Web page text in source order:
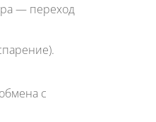
— переход
с